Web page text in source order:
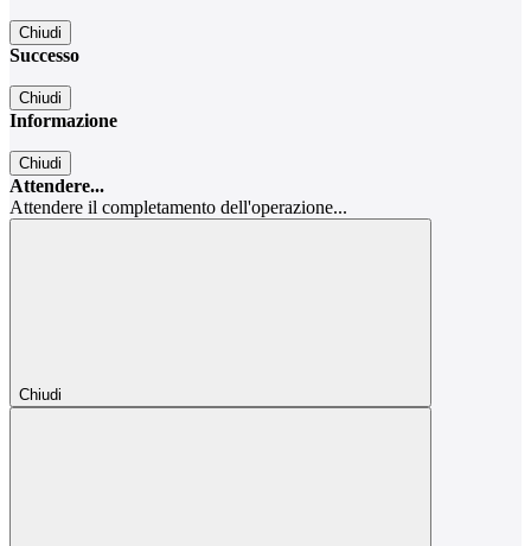
Chiudi
Successo
Chiudi
Informazione
Chiudi
Attendere...
Attendere il completamento dell'operazione...
Chiudi